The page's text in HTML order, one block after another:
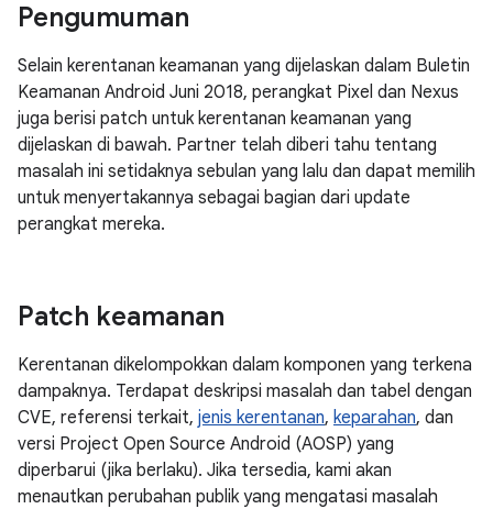
Pengumuman
Selain kerentanan keamanan yang dijelaskan dalam Buletin
Keamanan Android Juni 2018, perangkat Pixel dan Nexus
juga berisi patch untuk kerentanan keamanan yang
dijelaskan di bawah. Partner telah diberi tahu tentang
masalah ini setidaknya sebulan yang lalu dan dapat memilih
untuk menyertakannya sebagai bagian dari update
perangkat mereka.
Patch keamanan
Kerentanan dikelompokkan dalam komponen yang terkena
dampaknya. Terdapat deskripsi masalah dan tabel dengan
CVE, referensi terkait, jenis kerentanan, keparahan, dan
versi Project Open Source Android (AOSP) yang
diperbarui (jika berlaku). Jika tersedia, kami akan
menautkan perubahan publik yang mengatasi masalah